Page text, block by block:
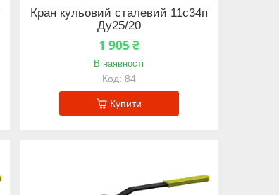
Кран кульовий сталевий 11с34п
Ду25/20
1 905 ₴
В наявності
84
Купити